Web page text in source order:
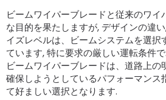
ビームワイパーブレードと従来のワ
な目的を果たしますが, デザインの違
イズレベルは、ビームシステムを選択
ています, 特に要求の厳しい運転条件で
ビームワイパーブレードは、道路上の
確保しようとしているパフォーマンス
て好ましい選択となります.